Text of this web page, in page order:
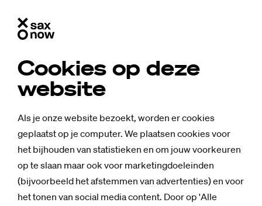
Cookies op deze
website
Als je onze website bezoekt, worden er cookies
geplaatst op je computer. We plaatsen cookies voor
het bijhouden van statistieken en om jouw voorkeuren
op te slaan maar ook voor marketingdoeleinden
(bijvoorbeeld het afstemmen van advertenties) en voor
het tonen van social media content. Door op 'Alle